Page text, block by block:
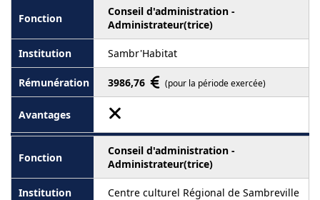
Conseil d'administration -
Administrateur(trice)
Sambr'Habitat
3986,76 (pour la période exercée)
Conseil d'administration -
Administrateur(trice)
Centre culturel Régional de Sambreville